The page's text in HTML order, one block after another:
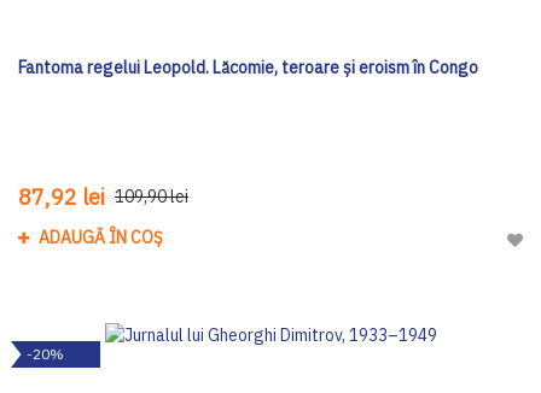
Fantoma regelui Leopold. Lăcomie, teroare și eroism în Congo
87,92 lei 109,90 lei
ADAUGĂ ÎN COȘ
-20%